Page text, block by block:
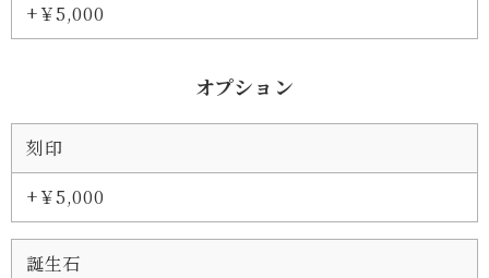
+￥5,000
オプション
刻印
+￥5,000
誕生石